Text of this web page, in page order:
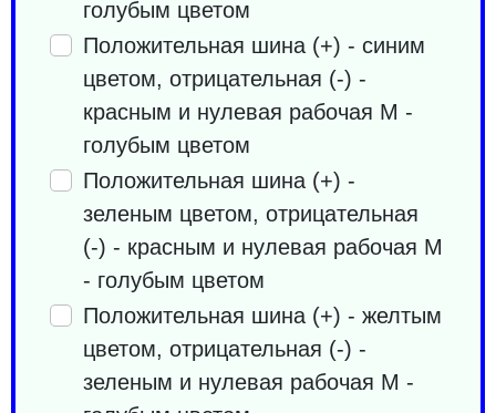
голубым цветом
Положительная шина (+) - синим
цветом, отрицательная (-) -
красным и нулевая рабочая M -
голубым цветом
Положительная шина (+) -
зеленым цветом, отрицательная
(-) - красным и нулевая рабочая M
- голубым цветом
Положительная шина (+) - желтым
цветом, отрицательная (-) -
зеленым и нулевая рабочая M -